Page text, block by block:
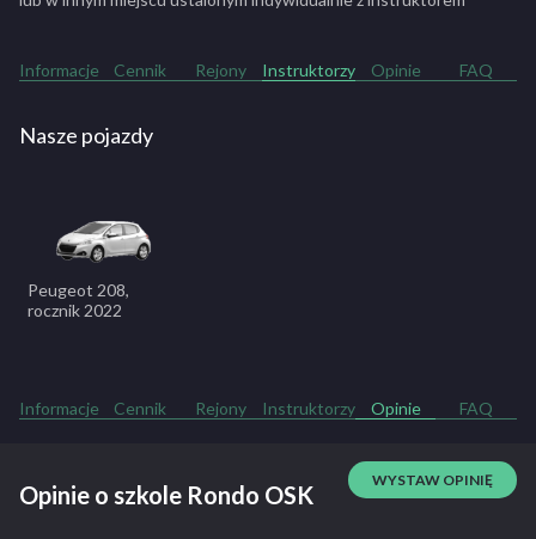
Informacje Cennik Rejony Instruktorzy Opinie FAQ
Nasze pojazdy
Peugeot 208,
rocznik 2022
Informacje Cennik Rejony Instruktorzy Opinie FAQ
Opinie o szkole Rondo OSK
WYSTAW OPINIĘ